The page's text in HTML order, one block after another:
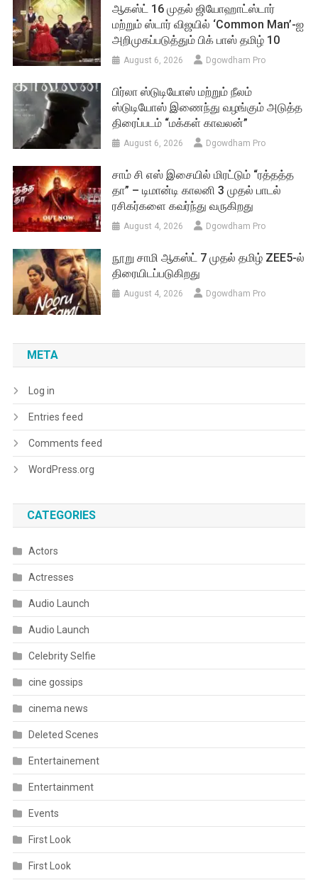
ஆகஸ்ட் 16 முதல் ஜியோஹாட்ஸ்டார்
மற்றும் ஸ்டார் விஜயில் ‘Common Man’-ஐ
அறிமுகப்படுத்தும் பிக் பாஸ் தமிழ் 10
August 6, 2026 Dgowdham Pro
பிர்லா ஸ்டுடியோஸ் மற்றும் நீலம்
ஸ்டுடியோஸ் இணைந்து வழங்கும் அடுத்த
திரைப்படம் “மக்கள் காவலன்”
August 6, 2026 Dgowdham Pro
சாம் சி எஸ் இசையில் மிரட்டும் “ரத்தத்த
தா” – டிமான்டி காலனி 3 முதல் பாடல்
ரசிகர்களை கவர்ந்து வருகிறது
August 4, 2026 Dgowdham Pro
நூறு சாமி ஆகஸ்ட் 7 முதல் தமிழ் ZEE5-ல்
திரையிடப்படுகிறது
August 4, 2026 Dgowdham Pro
META
Log in
Entries feed
Comments feed
WordPress.org
CATEGORIES
Actors
Actresses
Audio Launch
Audio Launch
Celebrity Selfie
cine gossips
cinema news
Deleted Scenes
Entertainement
Entertainment
Events
First Look
First Look